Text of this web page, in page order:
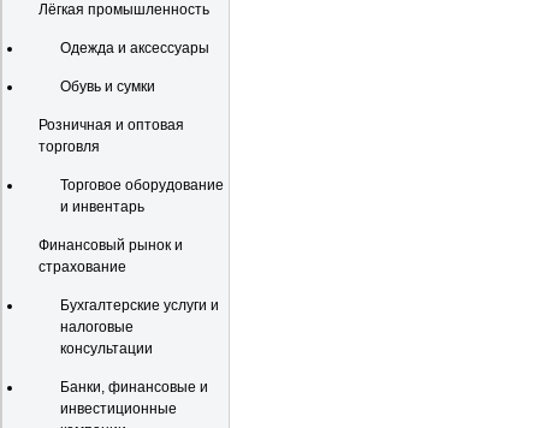
Лёгкая промышленность
Одежда и аксессуары
Обувь и сумки
Розничная и оптовая
торговля
Торговое оборудование
и инвентарь
Финансовый рынок и
страхование
Бухгалтерские услуги и
налоговые
консультации
Банки, финансовые и
инвестиционные